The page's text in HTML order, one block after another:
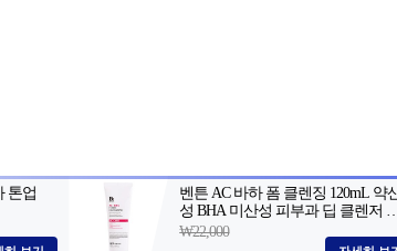
398-8000 팩스: 02-398-8129 사업자등록번호:
, 아54287
등록일자: 2022.06.03
청소년보호책임자: 김선희